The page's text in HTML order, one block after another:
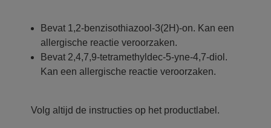
Bevat 1,2-benzisothiazool-3(2H)-on. Kan een
allergische reactie veroorzaken.
Bevat 2,4,7,9-tetramethyldec-5-yne-4,7-diol.
Kan een allergische reactie veroorzaken.
Volg altijd de instructies op het productlabel.